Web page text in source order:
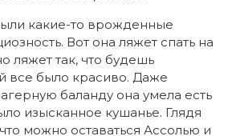
какие-то врожденные
Вот она ляжет спать на
ляжет так, что будешь
все было красиво. Даже
баланду она умела есть
изысканное кушанье. Глядя
можно оставаться Ассолью и